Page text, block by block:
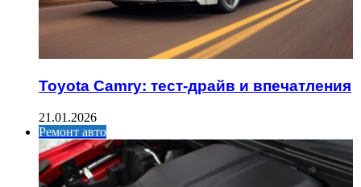
Toyota Camry: тест-драйв и впечатления
21.01.2026
Ремонт авто